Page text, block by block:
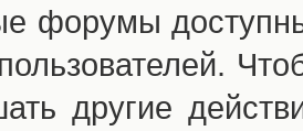
форумы
другие